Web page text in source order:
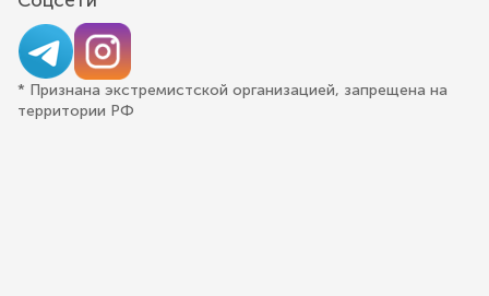
* Признана экстремистской организацией, запрещена на
территории РФ